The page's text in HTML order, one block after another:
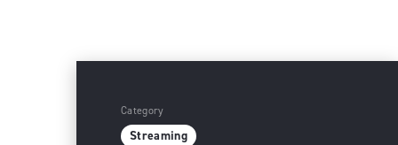
Category
Streaming